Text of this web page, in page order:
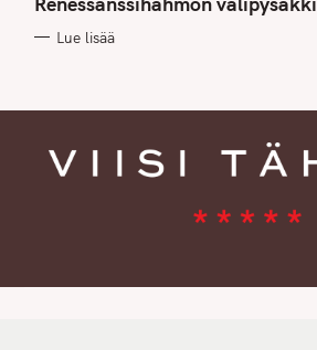
O
I
Lue lisää